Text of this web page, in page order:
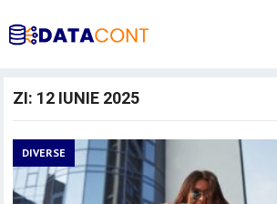
ZI: 12 IUNIE 2025
DIVERSE